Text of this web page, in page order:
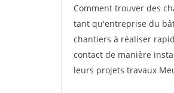
Comment trouver des
tant qu'entreprise du
chantiers à réaliser
contact de manière
leurs projets travaux